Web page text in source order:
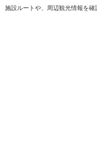
施設ルートや、周辺観光情報を確